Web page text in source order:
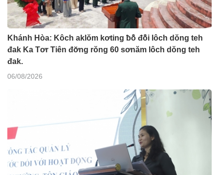
Khánh Hòa: Kôch aklŏm kơting ƀô̆ đô̆i lôch dŏng teh
đak Ka Tơr Tiên đơ̆ng rŏng 60 sơnăm lôch dŏng teh
đak.
06/08/2026